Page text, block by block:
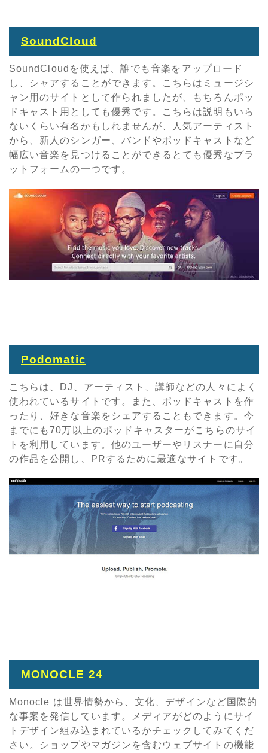
SoundCloud
SoundCloudを使えば、誰でも音楽をアップロード
し、シャアすることができます。こちらはミュージシ
ャン用のサイトとして作られましたが、もちろんポッ
ドキャスト用としても優秀です。こちらは説明もいら
ないくらい有名かもしれませんが、人気アーティスト
から、新人のシンガー、バンドやポッドキャストなど
幅広い音楽を見つけることができるとても優秀なプラ
ットフォームの一つです。
Podomatic
こちらは、DJ、アーティスト、講師などの人々によく
使われているサイトです。また、ポッドキャストを作
ったり、好きな音楽をシェアすることもできます。今
までにも70万以上のポッドキャスターがこちらのサイ
トを利用しています。他のユーザーやリスナーに自分
の作品を公開し、PRするために最適なサイトです。
MONOCLE 24
Monocle は世界情勢から、文化、デザインなど国際的
な事案を発信しています。メディアがどのようにサイ
トデザイン組み込まれているかチェックしてみてくだ
さい。ショップやマガジンを含むウェブサイトの機能